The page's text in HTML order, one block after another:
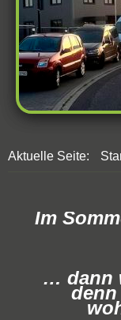
Aktuelle Seite:
Im
… dann